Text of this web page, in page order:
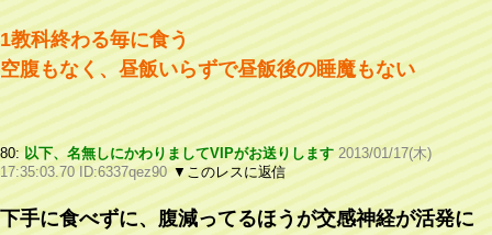
1教科終わる毎に食う
空腹もなく、昼飯いらずで昼飯後の睡魔もない
80: 以下、名無しにかわりましてVIPがお送りします 2013/01/17(木)
17:35:03.70 ID:6337qez90 ▼このレスに返信
下手に食べずに、腹減ってるほうが交感神経が活発に